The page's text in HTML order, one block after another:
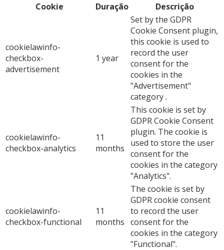
Cookie
Duração Descrição
cookielawinfo-
checkbox-
advertisement
1 year
Set by the GDPR
Cookie Consent plugin,
this cookie is used to
record the user
consent for the
cookies in the
"Advertisement"
category .
cookielawinfo-
checkbox-analytics
11
months
This cookie is set by
GDPR Cookie Consent
plugin. The cookie is
used to store the user
consent for the
cookies in the category
"Analytics".
cookielawinfo-
checkbox-functional
11
months
The cookie is set by
GDPR cookie consent
to record the user
consent for the
cookies in the category
"Functional".